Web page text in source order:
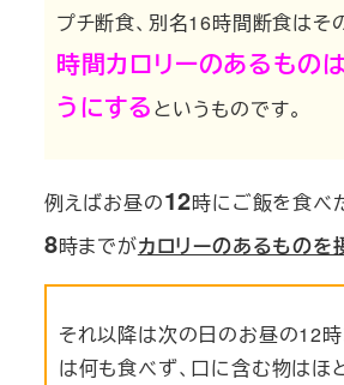
プチ断食、別名16時間断食はそ
時間カロリーのあるもの
うにするというものです。
例えばお昼の12時にご飯を食べ
8時までがカロリーのあるものを
それ以降は次の日のお昼の12
は何も食べず、口に含む物はほ